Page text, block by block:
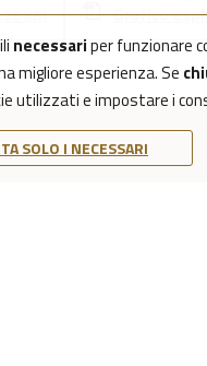
necessariper funzionare
migliore esperienza. Se
utilizzati e impostare i
SOLO I NECESSARI
KB) Grafico